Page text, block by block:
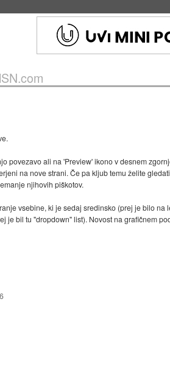
povezavo ali na 'Preview' ikono v desnem
na nove strani. Če pa kljub temu želite
njihovih piškotov.
vsebine, ki je sedaj sredinsko (prej je bilo na
bil tu "dropdown" list). Novost na grafičnem